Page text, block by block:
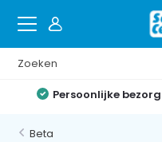
Persoonlijke
Beta